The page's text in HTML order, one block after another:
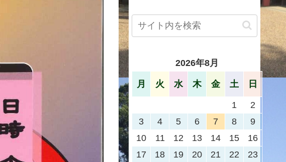
2026年8月
月 火 水 木 金 土 日
1
2
3
4 5 6 7 8
9
10
11 12 13 14 15
16
17
18 19 20 21 22
23